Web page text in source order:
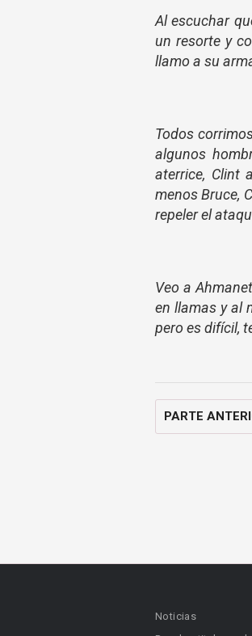
Al escuchar
un resorte y
llamo a su
Todos
algunos
aterrice, Clint
menos Bruce,
repeler el
Veo a
en llamas y al
pero es difícil,
PARTE
Noticias